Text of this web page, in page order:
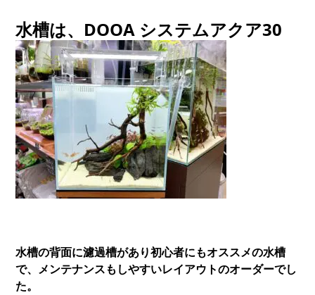
水槽は、DOOA システムアクア30
水槽の背面に濾過槽があり初心者にもオススメの水槽
で、メンテナンスもしやすいレイアウトのオーダーでし
た。